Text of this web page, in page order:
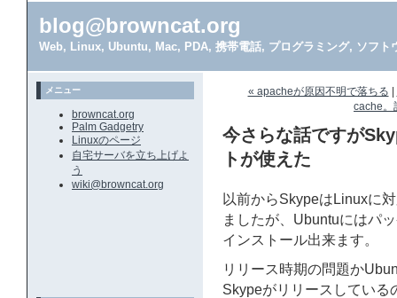
blog@browncat.org
Web, Linux, Ubuntu, Mac, PDA, 携帯電話, プログラミング, ソフト
« apacheが原因不明で落ちる
cache。
今さらな話ですが
トが使えた
以前からSkypeはLinuxに
ましたが、Ubuntuにはパ
インストール出来ます。
リリース時期の問題か
Skypeがリリースしている
メニュー
browncat.org
Palm Gadgetry
Linuxのページ
自宅サーバを立ち上げよ
う
wiki@browncat.org